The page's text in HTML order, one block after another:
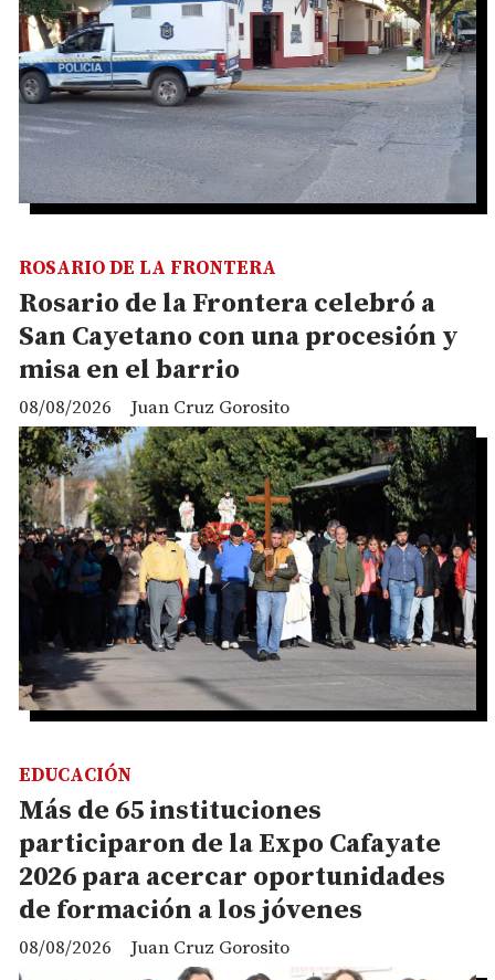
Rosario de la Frontera celebró a
San Cayetano con una procesión y
misa en el barrio
Juan Cruz Gorosito
ROSARIO DE LA FRONTERA
08/08/2026
Más de 65 instituciones
participaron de la Expo Cafayate
2026 para acercar oportunidades
de formación a los jóvenes
Juan Cruz Gorosito
EDUCACIÓN
08/08/2026